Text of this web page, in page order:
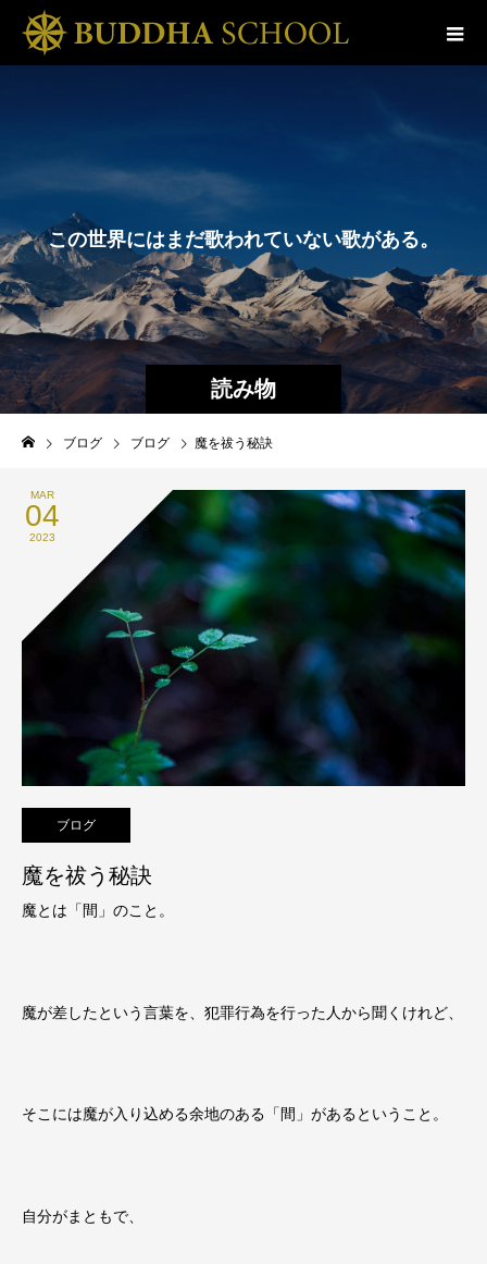
読み物
こ の 世界 に は ま だ歌 わ れ て な 歌 があ る
その歌はきっ
ブログ ブログ 魔を祓う秘訣
MAR
04
2023
ブログ
魔を祓う秘訣
魔とは「間」のこと。
魔が差したという言葉を、犯罪行為を行った人から聞くけれど、
そこには魔が入り込める余地のある「間」があるということ。
自分がまともで、